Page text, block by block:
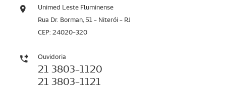
Unimed Leste Fluminense
Rua Dr. Borman, 51 - Niterói - RJ
CEP: 24020-320
Ouvidoria
21 3803-1120
21 3803-1121